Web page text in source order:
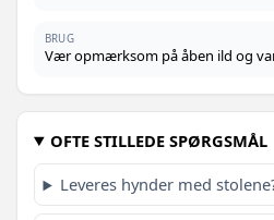
BRUG
Vær opmærksom på åben ild og
OFTE STILLEDE SPØRGSMÅL
Leveres hynder med